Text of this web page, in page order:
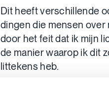
Dit heeft verschillende
dingen die mensen over
door het feit dat ik mijn
de manier waarop ik dit
littekens heb.